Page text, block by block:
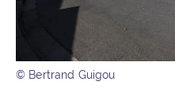
© Bertrand Guigou